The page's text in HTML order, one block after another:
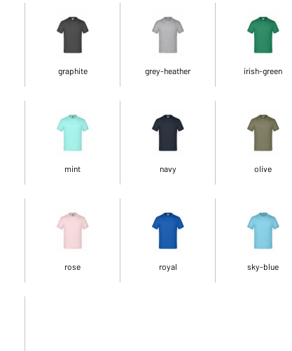
graphite grey-heather irish-green
mint navy olive
rose royal sky-blue